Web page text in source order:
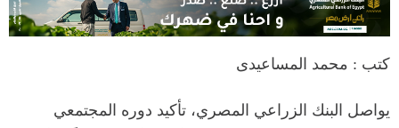
كتب : محمد المساعيدى
يواصل البنك الزراعي المصري، تأكيد دوره المجتمعي